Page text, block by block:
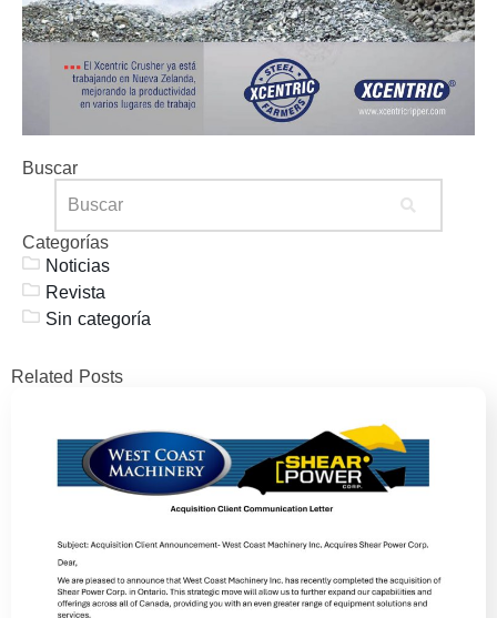
Buscar
Categorías
Noticias
Revista
Sin categoría
Related Posts